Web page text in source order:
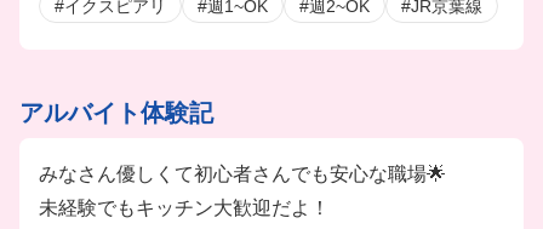
◎従業員紹介制度 お友達・知り合いと一緒にお得に
ると、
給❗️
#イクスピアリ #週1~OK #週2~OK #JR京葉線
アルバイト体験記
みなさん優しくて初心者さんでも安心な職場🌟
未経験でもキッチン大歓迎だよ！